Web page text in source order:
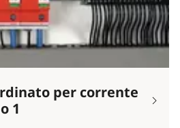
per corrente
1